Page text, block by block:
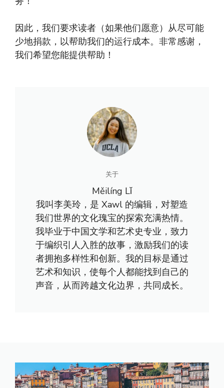
因此，我们要求读者（如果他们愿意）从尽可能
少地捐款，以帮助我们的运行成本。非常感谢，
我们希望您能提供帮助！
关于
Měilíng Lǐ
我叫李美玲，是 Xawl 的编辑，对塑造
我们世界的文化瑰宝的探索充满热情。
我毕业于中国文学和艺术史专业，致力
于编织引人入胜的故事，激励我们的读
者拥抱多样性和创新。我的目标是通过
艺术和知识，使每个人都能找到自己的
声音，从而跨越文化边界，共同成长。